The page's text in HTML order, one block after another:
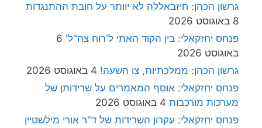
גרשון הכהן: חיזבאללה לא יוותר על חובת ההתנגדות
8 באוגוסט 2026
פנחס יחזקאלי: בין הקוד האתי ל'רוח צה"ל' 6
באוגוסט 2026
גרשון הכהן: ממלכתיות, צו השעה! 4 באוגוסט 2026
פנחס יחזקאלי: אוסף המאמרים על שרידותן של
מערכות מורכבות 4 באוגוסט 2026
פנחס יחזקאלי: עקרון השרידות של ד"ר אורי מילשטיין